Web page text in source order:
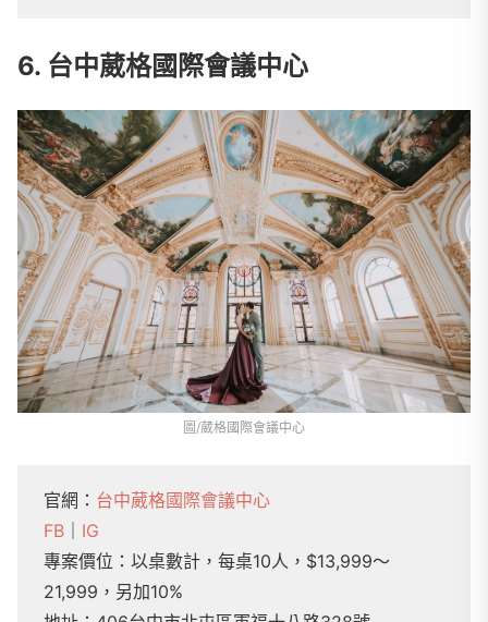
6. 台中葳格國際會議中心
圖/葳格國際會議中心
官網： 台中葳格國際會議中心
FB
IG
專案價位：以桌數計，每桌10人，$13,999～
21,999，另加10%